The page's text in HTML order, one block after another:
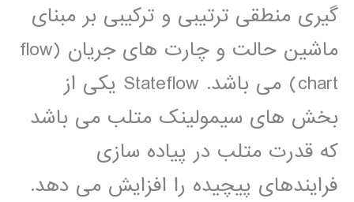
گیری منطقی ترتیبی و ترکیبی بر مبنای
ماشین حالت و چارت های جریان (flow
chart) می باشد. Stateflow یکی از
بخش های سیمولینک متلب می باشد
که قدرت متلب در پیاده سازی
فرایندهای پیچیده را افزایش می دهد.